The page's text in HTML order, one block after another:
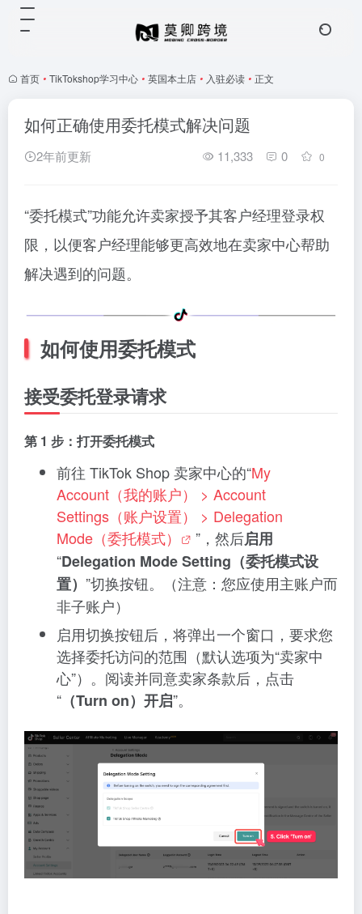
首页 • TikTokshop学习中心 • 英国本土店 • 入驻必读 • 正文
如何正确使用委托模式解决问题
2年前更新 11,333 0 0
“委托模式”功能允许卖家授予其客户经理登录权
限，以便客户经理能够更高效地在卖家中心帮助
解决遇到的问题。
如何使用委托模式
接受委托登录请求
第 1 步： 打开委托模式
前往 TikTok Shop 卖家中心的“My
Account（我的账户） > Account
Settings（账户设置） > Delegation
Mode（委托模式）
”，然后启用
“Delegation Mode Setting（委托模式设
置） ”切换按钮。（注意：您应使用主账户而
非子账户）
启用切换按钮后，将弹出一个窗口，要求您
选择委托访问的范围（默认选项为“卖家中
心”）。阅读并同意卖家条款后，点击
“ （Turn on）开启”。